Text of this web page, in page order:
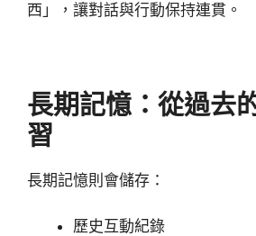
西」，讓對話與行動保持連貫。
長期記憶：從過去
習
長期記憶則會儲存：
歷史互動紀錄